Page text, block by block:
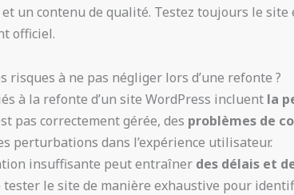
un contenu de qualité. Testez toujours le
officiel.
risques à ne pas négliger lors d’une refonte ?
à la refonte d’un site WordPress incluent la
pas correctement gérée, des problèmes de
perturbations dans l’expérience utilisateur.
insuffisante peut entraîner des délais et
tester le site de manière exhaustive pour